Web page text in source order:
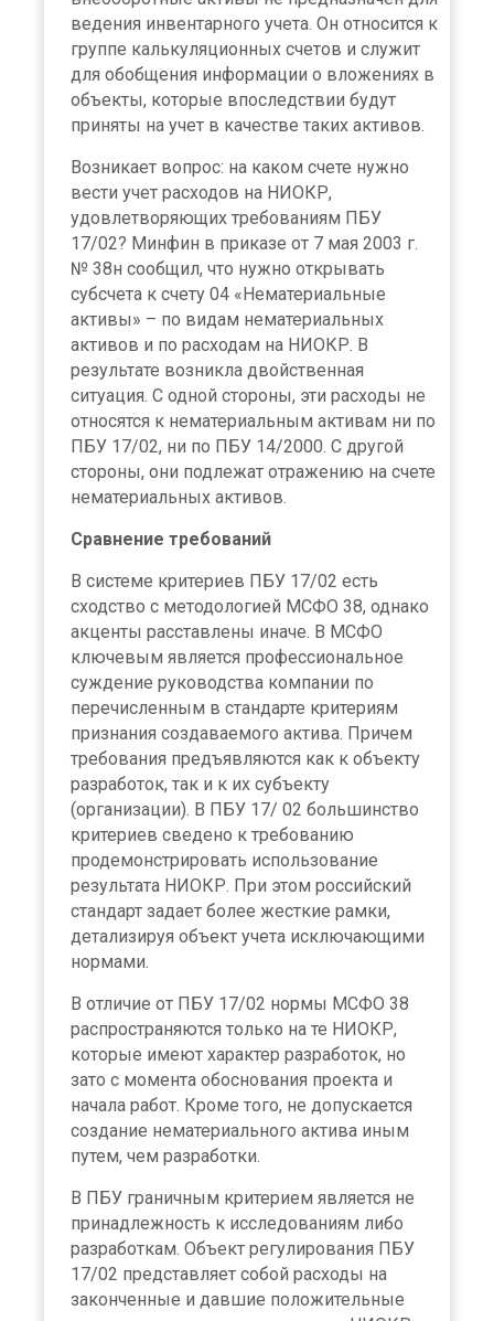
ведения инвентарного учета. Он относится к
группе калькуляционных счетов и служит
для обобщения информации о вложениях в
объекты, которые впоследствии будут
приняты на учет в качестве таких активов.
Возникает вопрос: на каком счете нужно
вести учет расходов на НИОКР,
удовлетворяющих требованиям ПБУ
17/02? Минфин в приказе от 7 мая 2003 г.
№ 38н сообщил, что нужно открывать
субсчета к счету 04 «Нематериальные
активы» – по видам нематериальных
активов и по расходам на НИОКР. В
результате возникла двойственная
ситуация. С одной стороны, эти расходы не
относятся к нематериальным активам ни по
ПБУ 17/02, ни по ПБУ 14/2000. С другой
стороны, они подлежат отражению на счете
нематериальных активов.
Сравнение требований
В системе критериев ПБУ 17/02 есть
сходство с методологией МСФО 38, однако
акценты расставлены иначе. В МСФО
ключевым является профессиональное
суждение руководства компании по
перечисленным в стандарте критериям
признания создаваемого актива. Причем
требования предъявляются как к объекту
разработок, так и к их субъекту
(организации). В ПБУ 17/ 02 большинство
критериев сведено к требованию
продемонстрировать использование
результата НИОКР. При этом российский
стандарт задает более жесткие рамки,
детализируя объект учета исключающими
нормами.
В отличие от ПБУ 17/02 нормы МСФО 38
распространяются только на те НИОКР,
которые имеют характер разработок, но
зато с момента обоснования проекта и
начала работ. Кроме того, не допускается
создание нематериального актива иным
путем, чем разработки.
В ПБУ граничным критерием является не
принадлежность к исследованиям либо
разработкам. Объект регулирования ПБУ
17/02 представляет собой расходы на
законченные и давшие положительные